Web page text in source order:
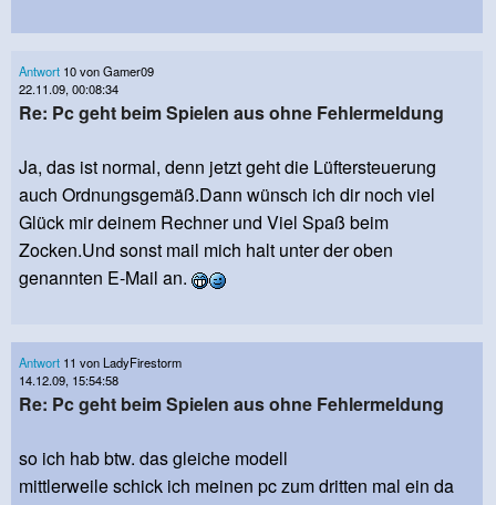
Antwort 10 von Gamer09
22.11.09, 00:08:34
Re: Pc geht beim Spielen aus ohne Fehlermeldung
Ja, das ist normal, denn jetzt geht die Lüftersteuerung
auch Ordnungsgemäß.Dann wünsch ich dir noch viel
Glück mir deinem Rechner und Viel Spaß beim
Zocken.Und sonst mail mich halt unter der oben
genannten E-Mail an.
Antwort 11 von LadyFirestorm
14.12.09, 15:54:58
Re: Pc geht beim Spielen aus ohne Fehlermeldung
so ich hab btw. das gleiche modell
mittlerweile schick ich meinen pc zum dritten mal ein da